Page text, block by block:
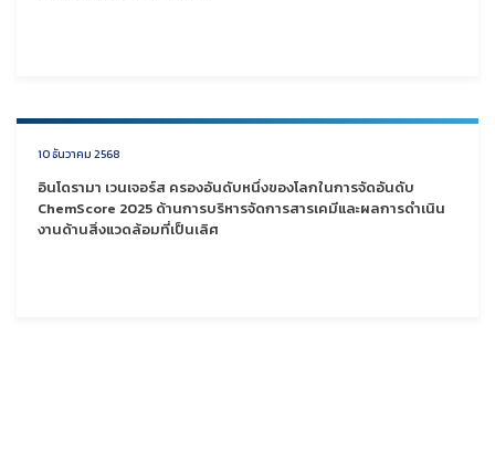
10 ธันวาคม 2568
อินโดรามา เวนเจอร์ส ครองอันดับหนึ่งของโลกในการจัดอันดับ
ChemScore 2025 ด้านการบริหารจัดการสารเคมีและผลการดำเนิน
งานด้านสิ่งแวดล้อมที่เป็นเลิศ